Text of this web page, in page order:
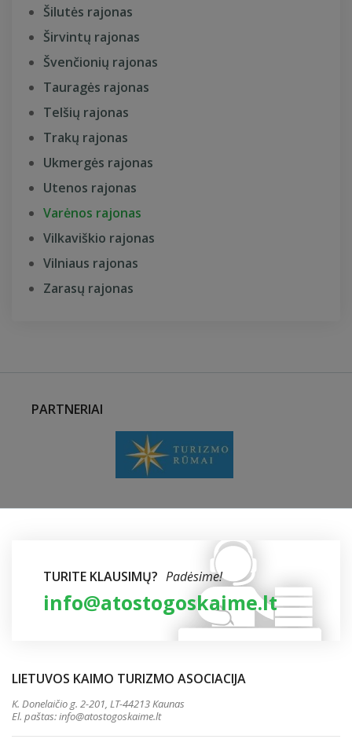
Šilutės rajonas
Širvintų rajonas
Švenčionių rajonas
Tauragės rajonas
Telšių rajonas
Trakų rajonas
Ukmergės rajonas
Utenos rajonas
Varėnos rajonas
Vilkaviškio rajonas
Vilniaus rajonas
Zarasų rajonas
PARTNERIAI
TURITE KLAUSIMŲ? Padėsime!
info@atostogoskaime.lt
LIETUVOS KAIMO TURIZMO ASOCIACIJA
K. Donelaičio g. 2-201, LT-44213 Kaunas
El. paštas:info@atostogoskaime.lt